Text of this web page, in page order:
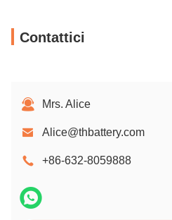
Contattici
Mrs. Alice
Alice@thbattery.com
+86-632-8059888